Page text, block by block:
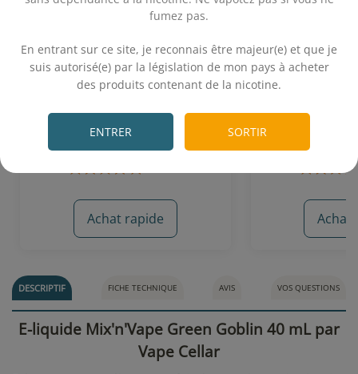
fumez pas.
En entrant sur ce site, je reconnais être majeur(e) et que je
suis autorisé(e) par la législation de mon pays à acheter
des produits contenant de la nicotine.
ENTRER SORTIR
Green Goblin 30 mL - Absolv
17,70€
53 avis
Achat rapide
1776 40
Achat
DESCRIPTIF FICHE TECHNIQUE AVIS VOS QUESTIONS
E-liquide Mix'n'Vape Green Goblin 40 mL par
Vape Cellar